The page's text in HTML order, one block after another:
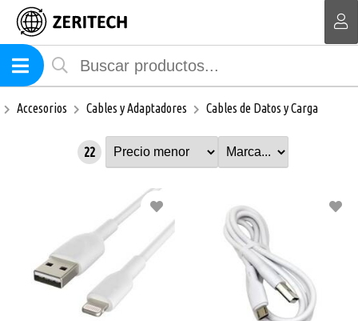
Accesorios Cables y Adaptadores Cables de Datos y Carga
22